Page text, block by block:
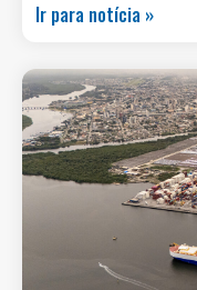
Ir para notícia »